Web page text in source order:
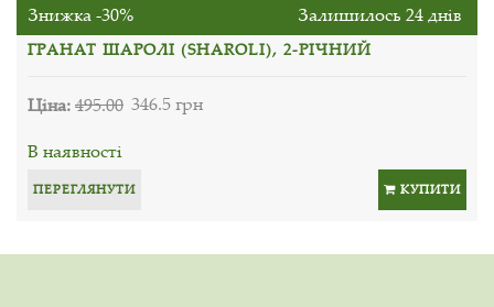
Знижка -30% Залишилось 24 днів
ГРАНАТ ШАРОЛІ (SHAROLI), 2-РІЧНИЙ
Ціна:495.00 346.5 грн
В наявності
ПЕРЕГЛЯНУТИ КУПИТИ